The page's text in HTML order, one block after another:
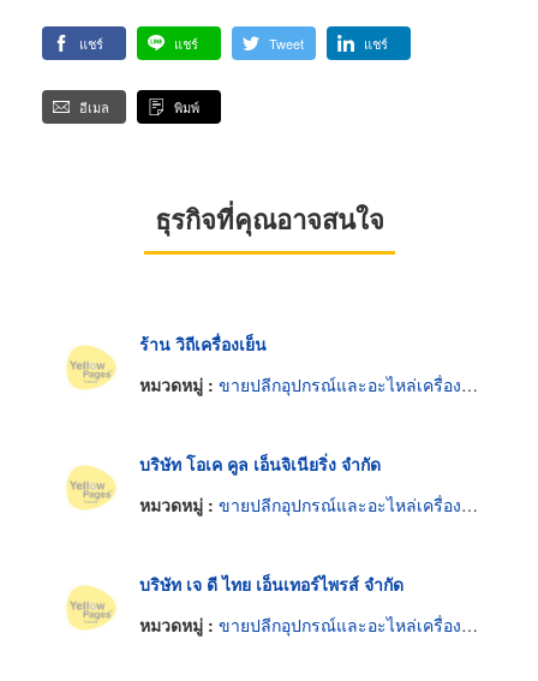
แชร์ แชร์ Tweet แชร์
อีเมล พิมพ์
ธุรกิจที่คุณอาจสนใจ
ร้าน วิถีเครื่องเย็น
หมวดหมู่ : ขายปลีกอุปกรณ์และอะไหล่เครื่องทำความเย็น
บริษัท โอเค คูล เอ็นจิเนียริ่ง จำกัด
หมวดหมู่ : ขายปลีกอุปกรณ์และอะไหล่เครื่องทำความเย็น
บริษัท เจ ดี ไทย เอ็นเทอร์ไพรส์ จำกัด
หมวดหมู่ : ขายปลีกอุปกรณ์และอะไหล่เครื่องทำความเย็น